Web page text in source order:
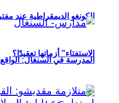
الكونغو الديمقراطية عند
الاستفتاء” أزماتها تعقيدًا؟
المدرسة في السنغال: